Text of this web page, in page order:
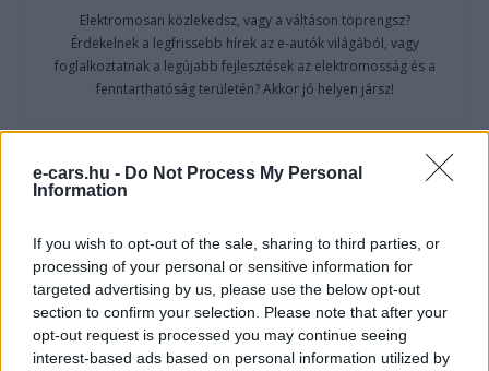
e-cars.hu - Do Not Process My Personal
Information
If you wish to opt-out of the sale, sharing to third parties, or
processing of your personal or sensitive information for
targeted advertising by us, please use the below opt-out
section to confirm your selection. Please note that after your
opt-out request is processed you may continue seeing
interest-based ads based on personal information utilized by
Elektromosan közlekedsz, vagy a váltáson töprengsz?
Érdekelnek a legfrissebb hírek az e-autók világából, vagy
foglalkoztatnak a legújabb fejlesztések az elektromosság és a
fenntarthatóság területén? Akkor jó helyen jársz!
KAPCSOLÓDÓ CIKKEK TÖBB A SZERZŐTŐL
Akkumulátor
A BYD hat szabadalommal készül a
2027-es szilárdtest-akkumulátor-
áttörésre
Hivatalos papírokban bukkant fel a